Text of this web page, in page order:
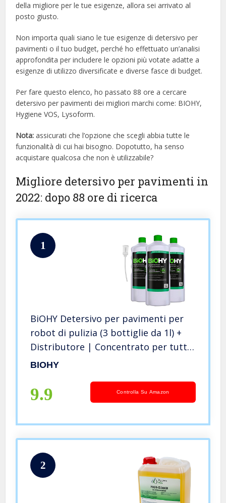
della migliore per le tue esigenze, allora sei arrivato al
posto giusto.
Non importa quali siano le tue esigenze di detersivo per
pavimenti o il tuo budget, perché ho effettuato un’analisi
approfondita per includere le opzioni più votate adatte a
esigenze di utilizzo diversificate e diverse fasce di budget.
Per fare questo elenco, ho passato 88 ore a cercare
detersivo per pavimenti dei migliori marchi come: BIOHY,
Hygiene VOS, Lysoform.
Nota: assicurati che l’opzione che scegli abbia tutte le
funzionalità di cui hai bisogno. Dopotutto, ha senso
acquistare qualcosa che non è utilizzabile?
Migliore detersivo per pavimenti in
2022: dopo 88 ore di ricerca
1
BiOHY Detersivo per pavimenti per
robot di pulizia (3 bottiglie da 1l) +
Distributore | Concentrato per tutti i
robot di pulizia e aspirazione
BIOHY
9.9 Controlla Su Amazon
2